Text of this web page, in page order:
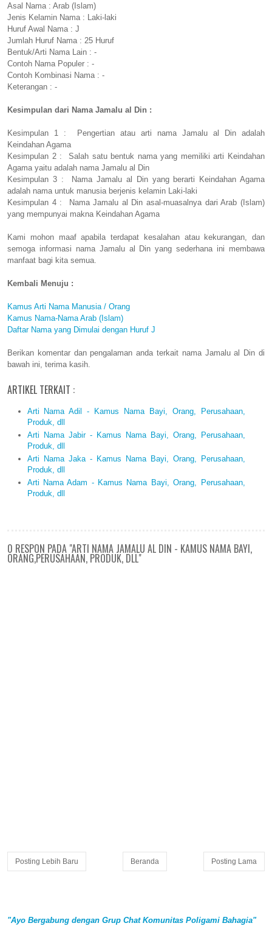
Asal Nama : Arab (Islam)
Jenis Kelamin Nama : Laki-laki
Huruf Awal Nama : J
Jumlah Huruf Nama : 25 Huruf
Bentuk/Arti Nama Lain : -
Contoh Nama Populer : -
Contoh Kombinasi Nama : -
Keterangan : -
Kesimpulan dari Nama Jamalu al Din :
Kesimpulan 1 : Pengertian atau arti nama Jamalu al Din adalah
Keindahan Agama
Kesimpulan 2 : Salah satu bentuk nama yang memiliki arti Keindahan
Agama yaitu adalah nama Jamalu al Din
Kesimpulan 3 : Nama Jamalu al Din yang berarti Keindahan Agama
adalah nama untuk manusia berjenis kelamin Laki-laki
Kesimpulan 4 : Nama Jamalu al Din asal-muasalnya dari Arab (Islam)
yang mempunyai makna Keindahan Agama
Kami mohon maaf apabila terdapat kesalahan atau kekurangan, dan
semoga informasi nama Jamalu al Din yang sederhana ini membawa
manfaat bagi kita semua.
Kembali Menuju :
Kamus Arti Nama Manusia / Orang
Kamus Nama-Nama Arab (Islam)
Daftar Nama yang Dimulai dengan Huruf J
Berikan komentar dan pengalaman anda terkait nama Jamalu al Din di
bawah ini, terima kasih.
ARTIKEL TERKAIT :
Arti Nama Adil - Kamus Nama Bayi, Orang, Perusahaan,
Produk, dll
Arti Nama Jabir - Kamus Nama Bayi, Orang, Perusahaan,
Produk, dll
Arti Nama Jaka - Kamus Nama Bayi, Orang, Perusahaan,
Produk, dll
Arti Nama Adam - Kamus Nama Bayi, Orang, Perusahaan,
Produk, dll
0 RESPON PADA "ARTI NAMA JAMALU AL DIN - KAMUS NAMA BAYI,
ORANG,PERUSAHAAN, PRODUK, DLL"
Posting Lebih Baru Posting Lama
Beranda
"Ayo Bergabung dengan Grup Chat Komunitas Poligami Bahagia"